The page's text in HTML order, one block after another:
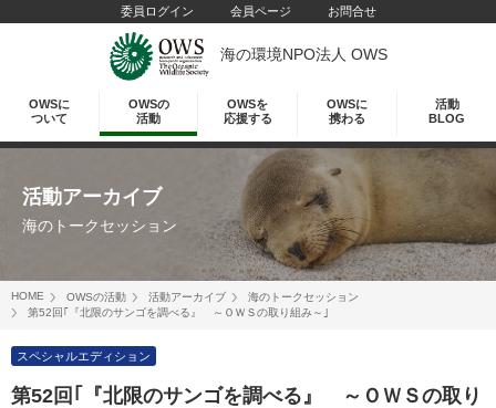
委員ログイン 会員ページ お問合せ
海の環境NPO法人 OWS
OWSに
ついて
OWSの
活動
OWSを
応援する
OWSに
携わる
活動
BLOG
活動アーカイブ
海のトークセッション
HOME OWSの活動 活動アーカイブ
海のトークセッション
第52回｢『北限のサンゴを調べる』 ～ＯＷＳの取り組み～｣
スペシャルエディション
第52回｢『北限のサンゴを調べる』 ～ＯＷＳの取り